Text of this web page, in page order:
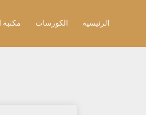
الرئيسية الكورسات مكتبة